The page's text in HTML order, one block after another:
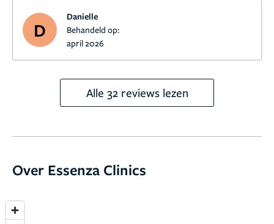
D
Danielle
Behandeld op:
april 2026
Alle 32 reviews lezen
Over Essenza Clinics